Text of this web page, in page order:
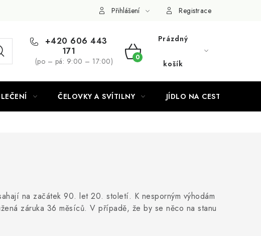
Podmínky ochrany osobních údajů
Přihlášení Registrace
+420 606 443
171
(po – pá: 9:00 – 17:00)
NÁKUPNÍ
Prázdný
košík
ČELOVKY A SVÍTILNY JÍDLO NA CESTY
na začátek 90. let 20. století. K nesporným výhodám
záruka 36 měsíců. V případě, že by se něco na stanu